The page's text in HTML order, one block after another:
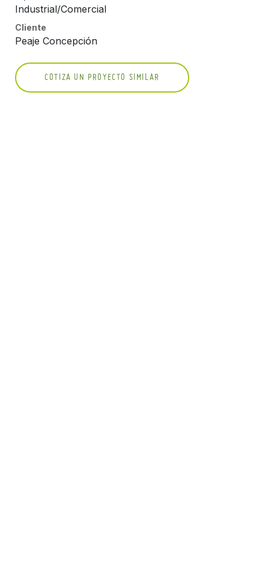
Industrial/Comercial
Cliente
Peaje Concepción
COTIZA UN PROYECTO SIMILAR